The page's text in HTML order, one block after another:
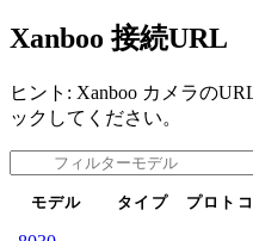
Xanboo 接続URL
ヒント: Xanboo カメラの
ックしてください。
モデル タイプ プロト